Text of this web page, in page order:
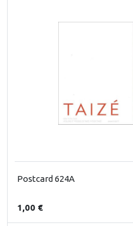
Postcard 624A
1,00 €